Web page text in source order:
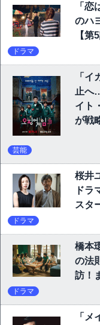
「
のハ
【第
ドラマ
「
止へ
イト
が戦
芸能
桜井
ドラ
スタ
ドラマ
橋本
の法
訪！
ドラマ
「